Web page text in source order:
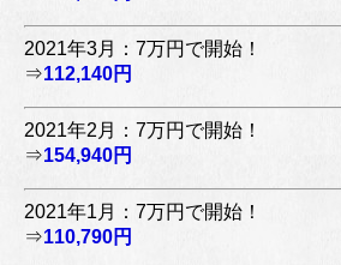
2021年3月：7万円で開始！
⇒112,140円
2021年2月：7万円で開始！
⇒154,940円
2021年1月：7万円で開始！
⇒110,790円